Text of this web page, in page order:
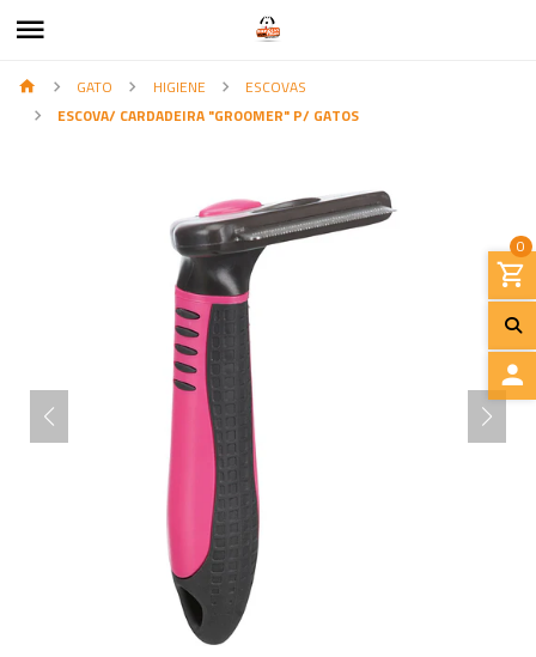
0
I
GATO HIGIENE
ESCOVAS
ESCOVA/ CARDADEIRA "GROOMER" P/ GATOS